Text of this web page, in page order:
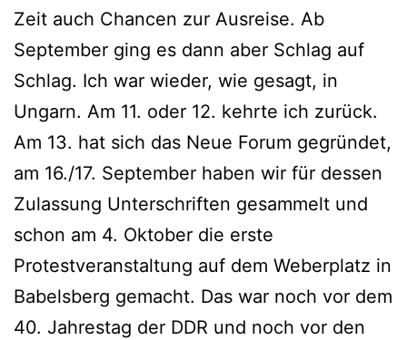
Zeit auch Chancen zur Ausreise. Ab
September ging es dann aber Schlag auf
Schlag. Ich war wieder, wie gesagt, in
Ungarn. Am 11. oder 12. kehrte ich zurück.
Am 13. hat sich das Neue Forum gegründet,
am 16./17. September haben wir für dessen
Zulassung Unterschriften gesammelt und
schon am 4. Oktober die erste
Protestveranstaltung auf dem Weberplatz in
Babelsberg gemacht. Das war noch vor dem
40. Jahrestag der DDR und noch vor den